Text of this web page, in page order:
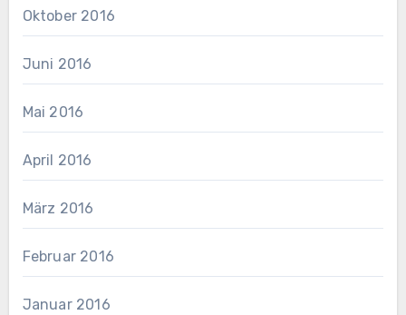
Oktober 2016
Juni 2016
Mai 2016
April 2016
März 2016
Februar 2016
Januar 2016